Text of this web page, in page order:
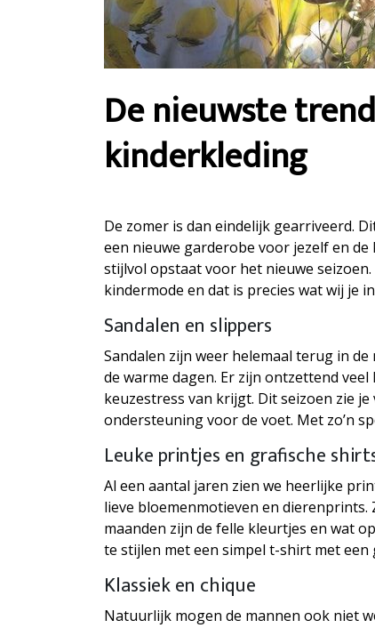
De nieuwste
kinderkleding
De zomer is dan eindelijk gearriveerd.
een nieuwe garderobe voor jezelf en
stijlvol opstaat voor het nieuwe
kindermode en dat is precies wat wij je
Sandalen en slippers
Sandalen zijn weer helemaal terug in
de warme dagen. Er zijn ontzettend veel
keuzestress van krijgt. Dit seizoen zie
ondersteuning voor de voet. Met zo’n
Leuke printjes en grafische
Al een aantal jaren zien we heerlijke
lieve bloemenmotieven en
maanden zijn de felle kleurtjes en wat
te stijlen met een simpel t-shirt met
Klassiek en chique
Natuurlijk mogen de mannen ook niet